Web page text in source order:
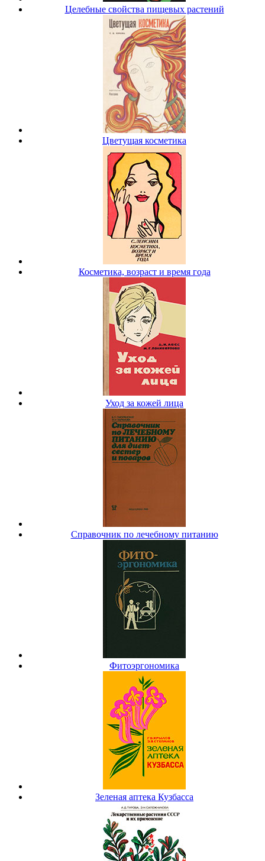
Целебные свойства пищевых растений
Цветущая косметика
Косметика, возраст и время года
Уход за кожей лица
Справочник по лечебному питанию
Фитоэргономика
Зеленая аптека Кузбасса